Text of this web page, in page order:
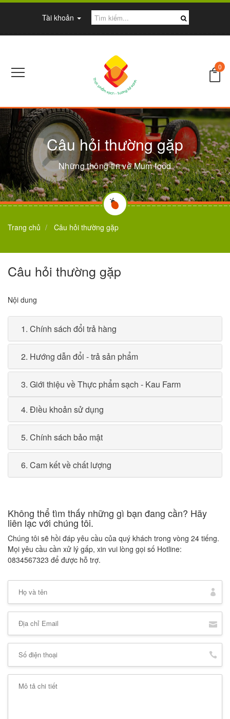
Tài khoản
0
Câu hỏi thường gặp
Những thông tin về Mum food
Trang chủ Câu hỏi thường gặp
Câu hỏi thường gặp
Nội dung
1. Chính sách đổi trả hàng
2. Hướng dẫn đổi - trả sản phẩm
3. Giới thiệu về Thực phẩm sạch - Kau Farm
4. Điều khoản sử dụng
5. Chính sách bảo mật
6. Cam kết về chất lượng
Không thể tìm thấy những gì bạn đang cần? Hãy
liên lạc với chúng tôi.
Chúng tôi sẽ hồi đáp yêu cầu của quý khách trong vòng 24 tiếng.
Mọi yêu cầu cần xử lý gấp, xin vui lòng gọi số Hotline:
0834567323 để được hỗ trợ.